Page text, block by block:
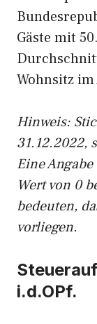
Gäste mit
Wohnsitz im
Hinweis:
31.12.2022,
Eine
Wert von 0
bedeuten,
vorliegen.
i.d.OPf.